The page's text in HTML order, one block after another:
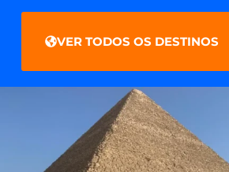
VER TODOS OS DESTINOS